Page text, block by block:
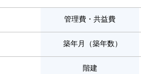
管理費・共益費
築年月（築年数）
階建